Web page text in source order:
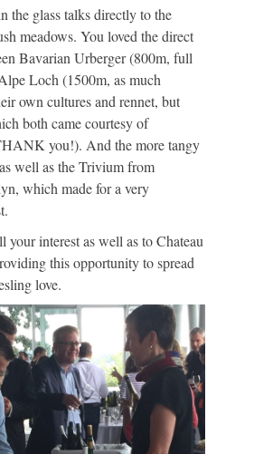
the glass talks directly to the
meadows. You loved the direct
Bavarian Urberger (800m, full
Loch (1500m, as much
own cultures and rennet, but
both came courtesy of
you!). And the more tangy
well as the Trivium from
which made for a very
your interest as well as to Chateau
this opportunity to spread
love.